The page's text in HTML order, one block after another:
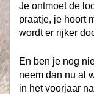
Je ontmoet de
praatje, je hoort
wordt er rijker
En ben je nog
neem dan nu al
in het voorjaar